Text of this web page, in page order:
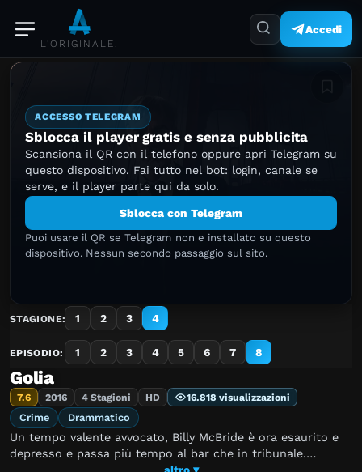
L'ORIGINALE.
Accedi
ACCESSO TELEGRAM
Sblocca il player gratis e senza pubblicita
Scansiona il QR con il telefono oppure apri Telegram su
questo dispositivo. Fai tutto nel bot: login, canale se
serve, e il player parte qui da solo.
Sblocca con Telegram
Puoi usare il QR se Telegram non e installato su questo
dispositivo. Nessun secondo passaggio sul sito.
STAGIONE: 1 2 3 4
EPISODIO: 1 2 3 4 5 6 7 8
Golia
7.6 2016 4 Stagioni HD 16.818 visualizzazioni
Crime Drammatico
Un tempo valente avvocato, Billy McBride è ora esaurito e
depresso e passa più tempo al bar che in tribunale.
Accettando di intentare una causa per omicidio colposo